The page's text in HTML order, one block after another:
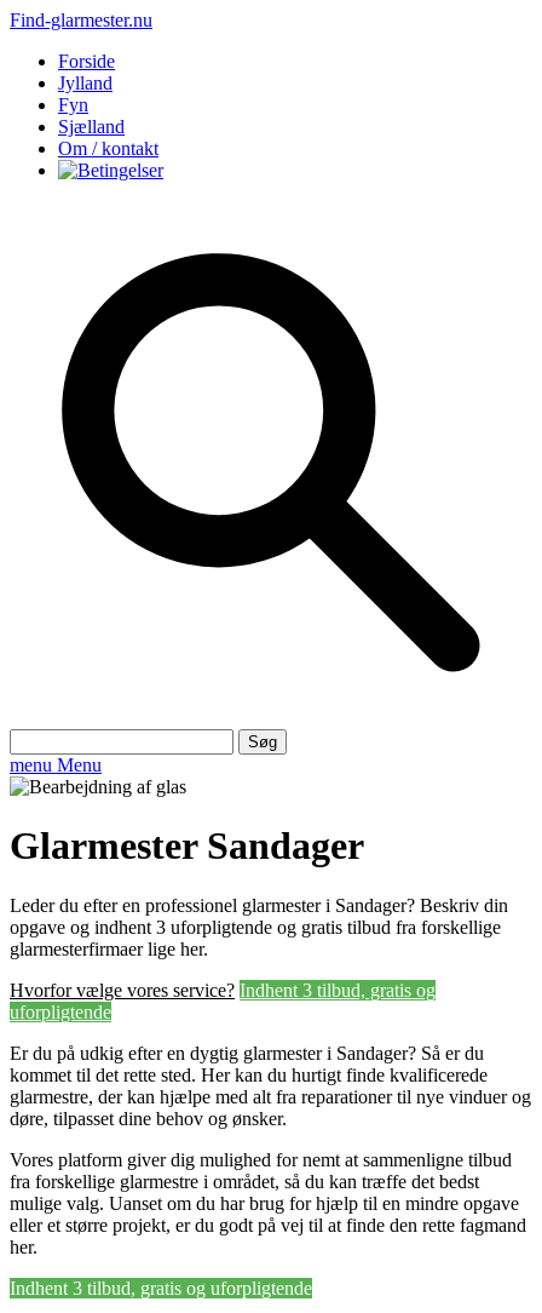
Find-glarmester.nu
Forside
Jylland
Fyn
Sjælland
Om / kontakt
efter:
menu Menu
Glarmester Sandager
Leder du efter en professionel glarmester i Sandager? Beskriv din
opgave og indhent 3 uforpligtende og gratis tilbud fra forskellige
glarmesterfirmaer lige her.
Hvorfor vælge vores service? Indhent 3 tilbud, gratis og
uforpligtende
Er du på udkig efter en dygtig glarmester i Sandager? Så er du
kommet til det rette sted. Her kan du hurtigt finde kvalificerede
glarmestre, der kan hjælpe med alt fra reparationer til nye vinduer og
døre, tilpasset dine behov og ønsker.
Vores platform giver dig mulighed for nemt at sammenligne tilbud
fra forskellige glarmestre i området, så du kan træffe det bedst
mulige valg. Uanset om du har brug for hjælp til en mindre opgave
eller et større projekt, er du godt på vej til at finde den rette fagmand
her.
Indhent 3 tilbud, gratis og uforpligtende